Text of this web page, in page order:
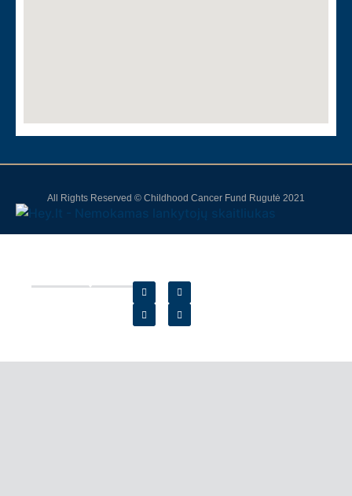
All Rights Reserved © Childhood Cancer Fund Rugutė 2021